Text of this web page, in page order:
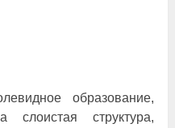
образование,
слоистая структура,